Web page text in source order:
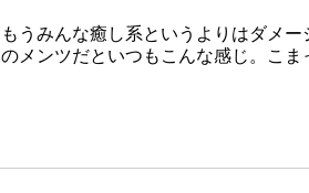
もうみんな癒し系というよりはダメ
のメンツだといつもこんな感じ。こま